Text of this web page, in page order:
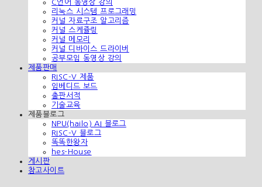
C언어 동영상 강의
리눅스 시스템 프로그래밍
커널 자료구조 알고리즘
커널 스케쥴링
커널 메모리
커널 디바이스 드라이버
공부모임 동영상 강의
제품판매
RISC-V 제품
임베디드 보드
출판서적
기술교육
제품블로그
NPU(hailo) AI 블로그
RISC-V 블로그
똑똑한왕자
hes-House
게시판
참고사이트